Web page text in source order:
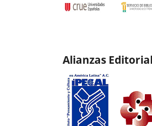
Alianzas